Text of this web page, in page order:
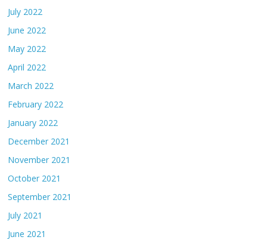
July 2022
June 2022
May 2022
April 2022
March 2022
February 2022
January 2022
December 2021
November 2021
October 2021
September 2021
July 2021
June 2021